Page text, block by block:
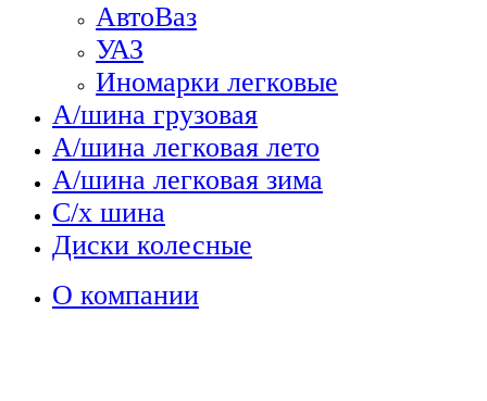
АвтоВаз
УАЗ
Иномарки легковые
А/шина грузовая
А/шина легковая лето
А/шина легковая зима
С/х шина
Диски колесные
О компании